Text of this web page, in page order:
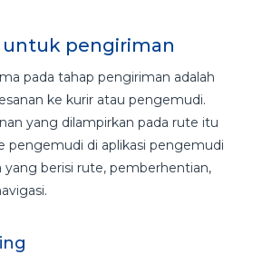
pengiriman
pada tahap pengiriman adalah
ke kurir atau pengemudi.
yang dilampirkan pada rute itu
pengemudi di aplikasi pengemudi
yang berisi rute, pemberhentian,